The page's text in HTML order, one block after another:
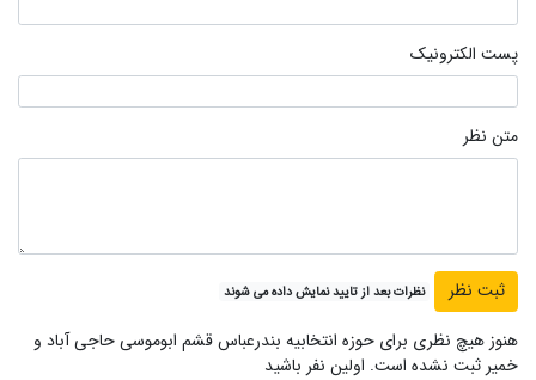
پست الکترونیک
متن نظر
نظرات بعد از تایید نمایش داده می شوند
هنوز هیچ نظری برای حوزه انتخابیه بندرعباس قشم ابوموسی حاجی آباد و
خمیر ثبت نشده است. اولین نفر باشید